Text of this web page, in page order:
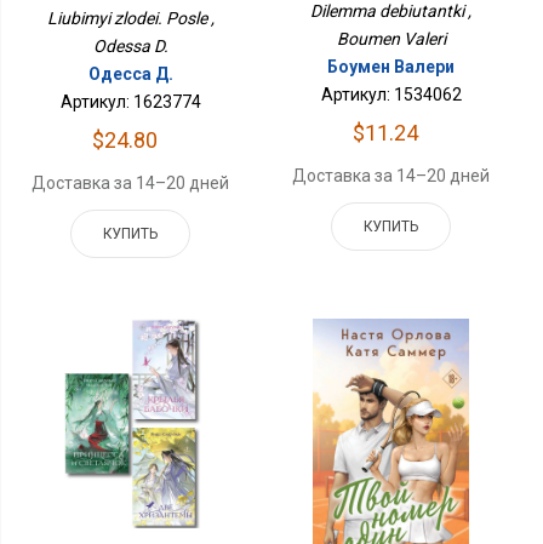
Liubimyi zlodei. Posle ,
Odessa D.
Одесса Д.
Артикул: 1623774
$24.80
Доставка за 14–20 дней
КУПИТЬ
Dilemma debiutantki ,
Boumen Valeri
Боумен Валери
Артикул: 1534062
$11.24
Доставка за 14–20 дней
КУПИТЬ